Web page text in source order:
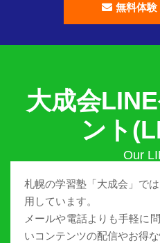
無料体験
大成会
ント
札幌の学習塾「大成会」で
用しています。
メールや電話よりも手軽に
いコンテンツの配信やお得